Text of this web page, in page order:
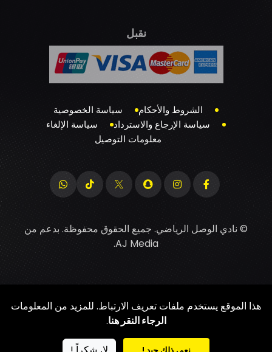
نقبل
الشروط والأحكام
سياسة الخصوصية
سياسة الإرجاع والاسترداد
سياسة الإلغاء
معلومات التوصيل
© نادي الوصل الرياضي. جميع الحقوق محفوظة. بدعم من
AJ Media
.
هذا الموقع يستخدم ملفات تعريف الارتباط. للمزيد من المعلومات
الرجاء النقر هنا.